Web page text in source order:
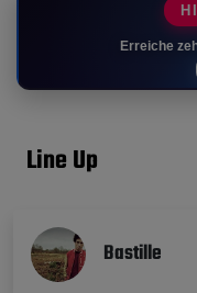
Erreiche
Line Up
Bastille